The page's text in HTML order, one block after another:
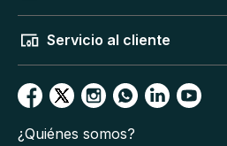
Servicio al cliente
¿Quiénes somos?